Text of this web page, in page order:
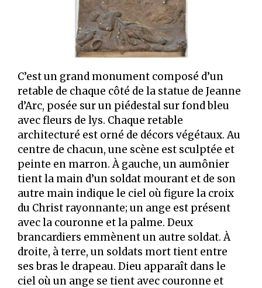
C’est un grand monument composé d’un
retable de chaque côté de la statue de Jeanne
d’Arc, posée sur un piédestal sur fond bleu
avec fleurs de lys. Chaque retable
architecturé est orné de décors végétaux. Au
centre de chacun, une scène est sculptée et
peinte en marron. À gauche, un aumônier
tient la main d’un soldat mourant et de son
autre main indique le ciel où figure la croix
du Christ rayonnante; un ange est présent
avec la couronne et la palme. Deux
brancardiers emmènent un autre soldat. À
droite, à terre, un soldats mort tient entre
ses bras le drapeau. Dieu apparaît dans le
ciel où un ange se tient avec couronne et